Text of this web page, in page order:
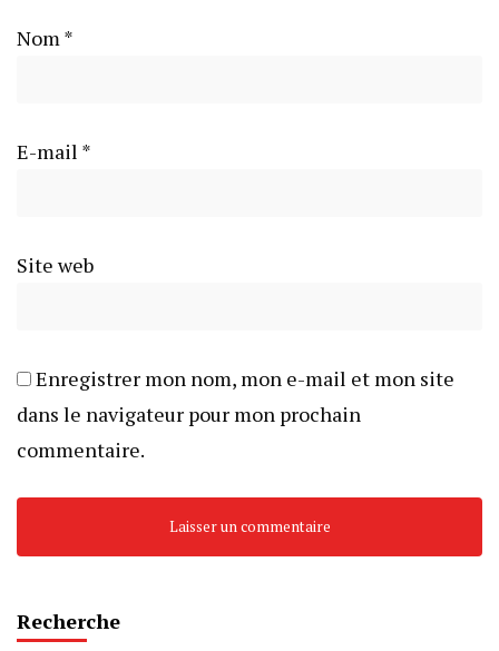
Nom *
E-mail *
Site web
Enregistrer mon nom, mon e-mail et mon site
dans le navigateur pour mon prochain
commentaire.
Recherche